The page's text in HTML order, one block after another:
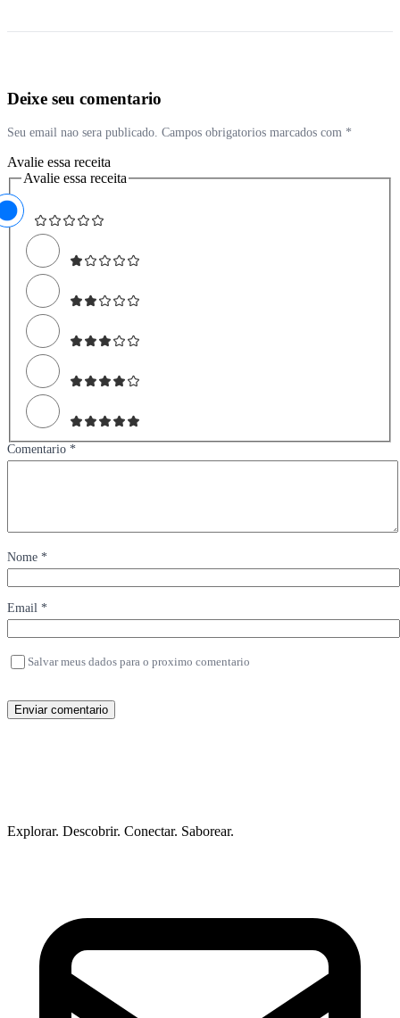
Deixe seu comentario
Seu email nao sera publicado. Campos obrigatorios marcados com *
Avalie essa receita
Avalie essa receita
Comentario *
Nome *
Email *
Salvar meus dados para o proximo comentario
Enviar comentario
Explorar. Descobrir. Conectar. Saborear.